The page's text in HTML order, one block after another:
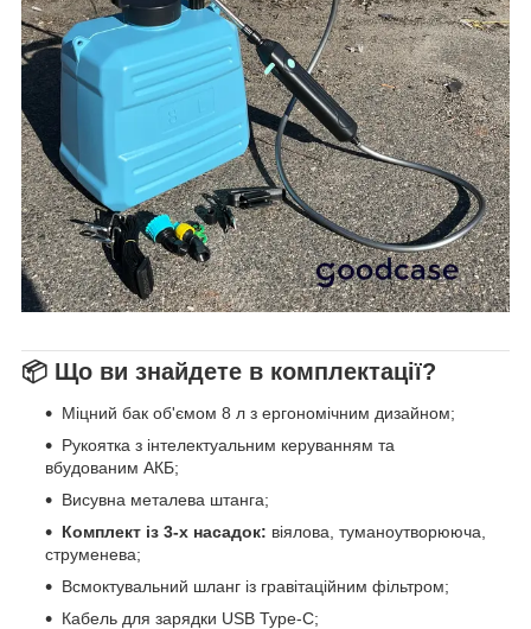
📦 Що ви знайдете в комплектації?
Міцний бак об'ємом 8 л з ергономічним дизайном;
Рукоятка з інтелектуальним керуванням та
вбудованим АКБ;
Висувна металева штанга;
Комплект із 3-х насадок: віялова, туманоутворююча,
струменева;
Всмоктувальний шланг із гравітаційним фільтром;
Кабель для зарядки USB Type-C;